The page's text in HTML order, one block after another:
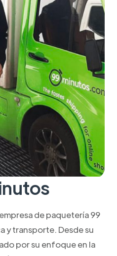
de paquetería 99
y transporte. Desde su
por su enfoque en la